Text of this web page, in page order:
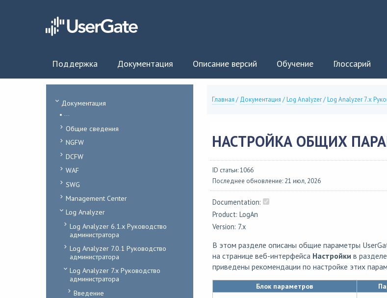
Поддержка Документация Описание версий Обучение Глоссарий
Документация
...
Общие сведения
NGFW
DCFW
WAF
SWG
Management Center
Log Analyzer
Log Analyzer 6.1.x Руководство
администратора
Log Analyzer 7.0.1 Руководство
администратора
Log Analyzer 7.x Руководство
администратора
Введение
Главная / Документация /Log Analyzer/Log Analyzer 7.x
НАСТРОЙКА ОБЩИХ
ID статьи: 1066
Последнее обновление: 21 июл, 2026
Documentation:
Product: LogAn
Version: 7.x
В этом разделе описаны общие параметры
на странице веб-интерфейса Настройки в разделе
приведены рекомендации по настройке этих
Блок параметров